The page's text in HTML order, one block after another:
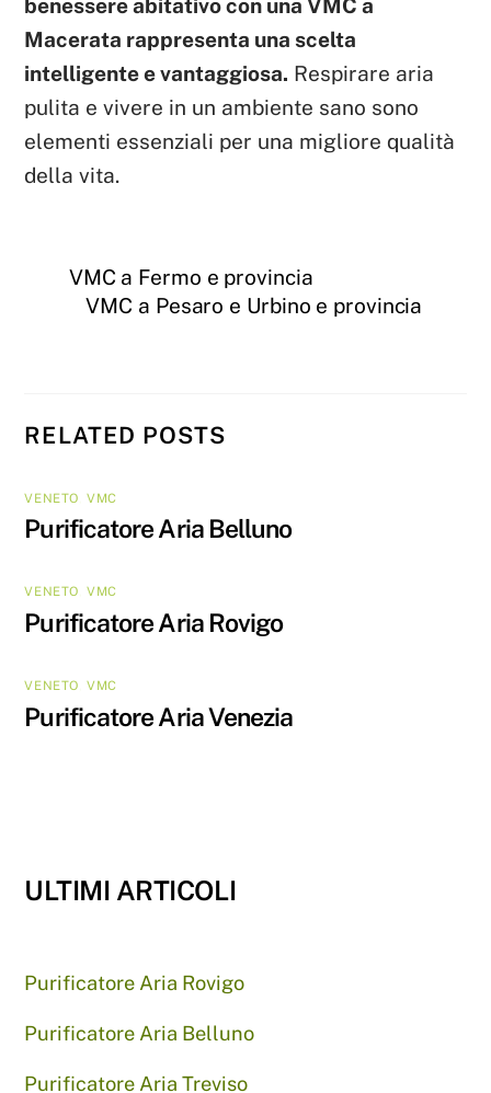
benessere abitativo con una VMC a
Macerata rappresenta una scelta
intelligente e vantaggiosa. Respirare aria
pulita e vivere in un ambiente sano sono
elementi essenziali per una migliore qualità
della vita.
VMC a Fermo e provincia
VMC a Pesaro e Urbino e provincia
RELATED POSTS
VENETO ,VMC
Purificatore Aria Belluno
VENETO ,VMC
Purificatore Aria Rovigo
VENETO ,VMC
Purificatore Aria Venezia
ULTIMI ARTICOLI
Purificatore Aria Rovigo
Purificatore Aria Belluno
Purificatore Aria Treviso